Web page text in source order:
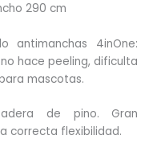
290 cm
antimanchas 4inOne:
hace peeling, dificulta
mascotas.
de pino. Gran
correcta flexibilidad.